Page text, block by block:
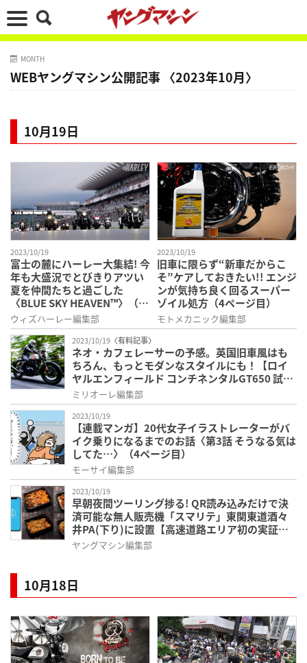
MONTH
WEBヤングマシン公開記事 〈2023年10月〉
10月19日
2023/10/19
富士の麓にハーレー大集結! 今
年も大盛況でとびきりアツい
夏を仲間たちと過ごした
〈BLUE SKY HEAVEN™〉（4
ページ目）
ウィズハーレー編集部
2023/10/19
旧車に限らず“新車だからこ
そ”ケアしておきたい!! エンジ
ンが気持ち良く回るスーパー
ゾイル処方（4ページ目）
モトメカニック編集部
2023/10/19 〈有料記事〉
ネオ・カフェレーサーの予感。英国旧車風はも
ちろん、もっとモダンなスタイルにも！【ロイ
ヤルエンフィールド コンチネンタルGT650 試
乗】（4ページ目）
ミリオーレ編集部
2023/10/19
【連載マンガ】20代女子イラストレーターがバ
イク乗りになるまでのお話〈第3話 そうなる気は
してた…〉（4ページ目）
モーサイ編集部
2023/10/19
早朝夜間ツーリング捗る! QR読み込みだけで決
済可能な無人販売機「スマリテ」東関東道酒々
井PA(下り)に設置【高速道路エリア初の実証実
験】（4ページ目）
ヤングマシン編集部
10月18日